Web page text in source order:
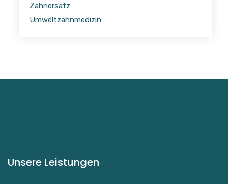
Zahnersatz
Umweltzahnmedizin
Unsere Leistungen